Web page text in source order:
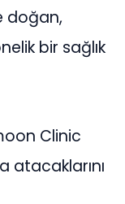
doğan,
bir sağlık
Clinic
atacaklarını